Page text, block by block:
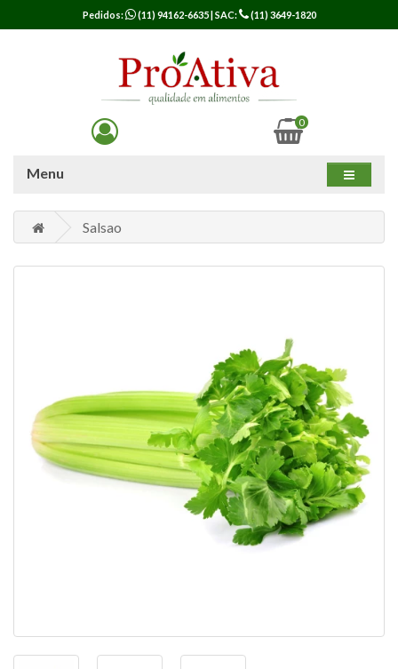
Pedidos: (11) 94162-6635| SAC: (11) 3649-1820
0
Menu
Salsao